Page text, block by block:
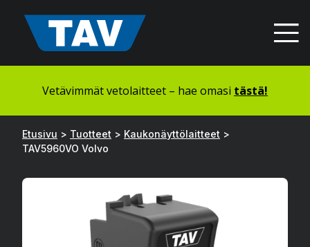
sisältöön
Vetävimmät vetolaitteet – hae omasi tästä!
Etusivu > Tuotteet > Kaukonäyttölaitteet >
TAV5960VO Volvo